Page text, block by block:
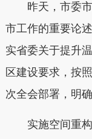
昨天，市委
市工作的重要论
实省委关于提升
区建设要求，按
次全会部署，明
实施空间重